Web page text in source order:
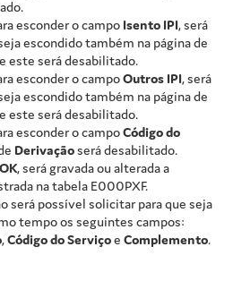
esconder o campo Isento IPI, será
escondido também na página de
este será desabilitado.
esconder o campoOutros IPI, será
escondido também na página de
este será desabilitado.
esconder o campoCódigo do
Derivaçãoserá desabilitado.
OK, será gravada ou alterada a
na tabela E000PXF.
será possível solicitar para que seja
tempo os seguintes campos:
,Código do Serviçoe Complemento.